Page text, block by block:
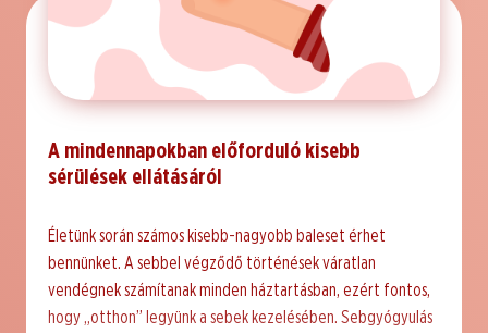
A mindennapokban előforduló kisebb
sérülések ellátásáról
Életünk során számos kisebb-nagyobb baleset érhet
bennünket. A sebbel végződő történések váratlan
vendégnek számítanak minden háztartásban, ezért fontos,
hogy „otthon” legyünk a sebek kezelésében. Sebgyógyulás